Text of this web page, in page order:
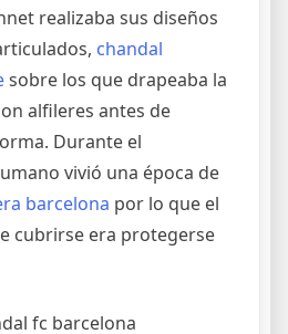
realizaba sus diseños
chandal
sobre los que drapeaba la
alfileres antes de
Durante el
vivió una época de
barcelona por lo que el
cubrirse era protegerse